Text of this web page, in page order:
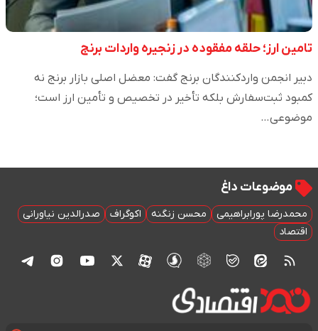
تامین ارز؛ حلقه مفقوده در زنجیره واردات برنج
دبیر انجمن واردکنندگان برنج گفت: معضل اصلی بازار برنج نه
کمبود ثبت‌سفارش بلکه تأخیر در تخصیص و تأمین ارز است؛
موضوعی…
موضوعات داغ
محمدرضا پورابراهیمی محسن زنگنه اکوگراف
صدرالدین نیاورانی
اقتصاد